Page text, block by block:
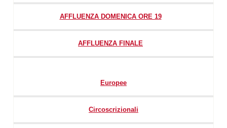
AFFLUENZA DOMENICA ORE 19
AFFLUENZA FINALE
Europee
Circoscrizionali